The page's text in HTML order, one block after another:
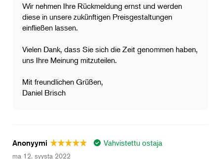
Wir nehmen Ihre Rückmeldung ernst und werden
diese in unsere zukünftigen Preisgestaltungen
einfließen lassen.
Vielen Dank, dass Sie sich die Zeit genommen haben,
uns Ihre Meinung mitzuteilen.
Mit freundlichen Grüßen,
Daniel Brisch
Anonyymi Vahvistettu ostaja
ma 12. syysta 2022